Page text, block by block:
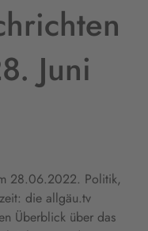
Juni
28.06.2022. Politik,
die allgäu.tv
Überblick über das